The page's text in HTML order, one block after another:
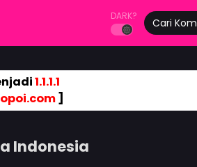
DARK?
1.1.1.1
]
Indonesia